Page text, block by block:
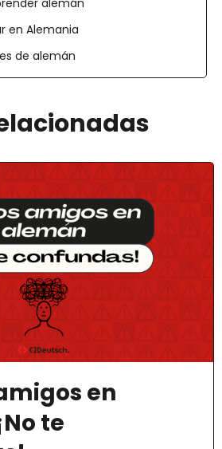
alemán
en Alemania
de alemán
en
te